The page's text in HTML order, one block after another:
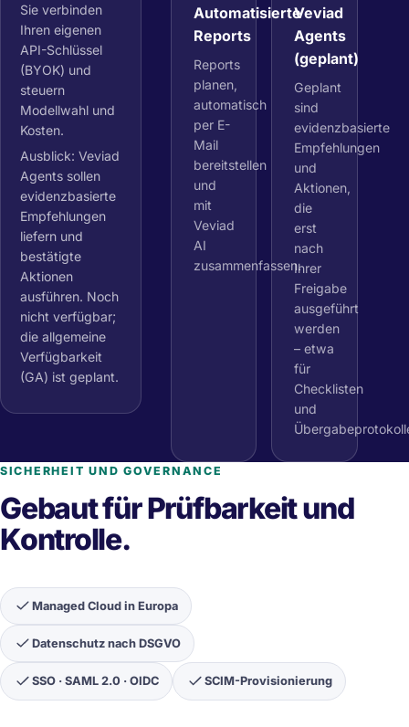
Sie verbinden
Ihren eigenen
API-Schlüssel
(BYOK) und
steuern
Modellwahl und
Kosten.
Ausblick: Veviad
Agents sollen
evidenzbasierte
Empfehlungen
liefern und
bestätigte
Aktionen
ausführen. Noch
nicht verfügbar;
die allgemeine
Verfügbarkeit
(GA) ist geplant.
Automatisierte
Reports
Reports
planen,
automatisch
per E-
Mail
bereitstellen
und
mit
Veviad
AI
zusammenfassen.
Veviad
Agents
(geplant)
Geplant
sind
evidenzbasierte
Empfehlungen
und
Aktionen,
die
erst
nach
Ihrer
Freigabe
ausgeführt
werden
– etwa
für
Checklisten
und
SICHERHEIT UND GOVERNANCE
Gebaut für Prüfbarkeit und
Kontrolle.
Managed Cloud in Europa
Datenschutz nach DSGVO
SSO · SAML 2.0 · OIDC SCIM-Provisionierung